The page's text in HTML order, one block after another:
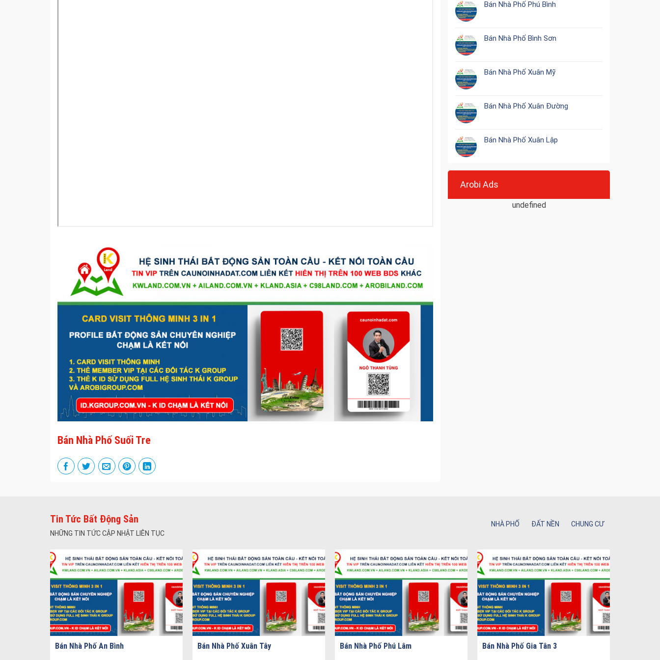
Bán Nhà Phố Suối Tre
Bán Nhà Phố Phú Bình
Bán Nhà Phố Bình Sơn
Bán Nhà Phố Xuân Mỹ
Bán Nhà Phố Xuân Đường
Bán Nhà Phố Xuân Lập
Arobi Ads
undefined
Tin Tức Bất Động Sản
NHỮNG TIN TỨC CẬP NHẬT LIÊN TỤC
NHÀ PHỐ ĐẤT NỀN CHUNG CƯ
Bán Nhà Phố An Bình Bán Nhà Phố Xuân Tây Bán Nhà Phố Phú Lâm Bán Nhà Phố Gia Tân 3